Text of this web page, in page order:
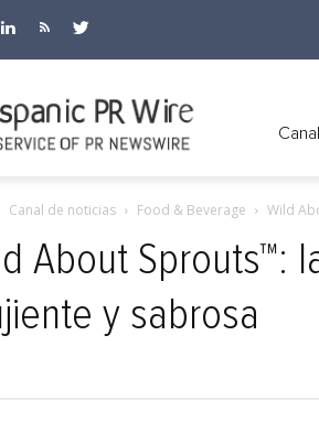
Canal de noticias Food & Beverage Wild
About Sprouts™:
y sabrosa